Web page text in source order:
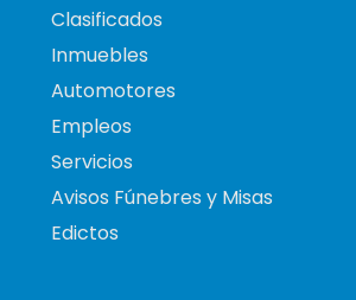
Clasificados
Inmuebles
Automotores
Empleos
Servicios
Avisos Fúnebres y Misas
Edictos